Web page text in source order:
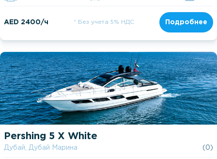
AED 2400/ч * Без учета 5% НДС Подробнее
Pershing 5 X White
Дубай, Дубай Марина (0)